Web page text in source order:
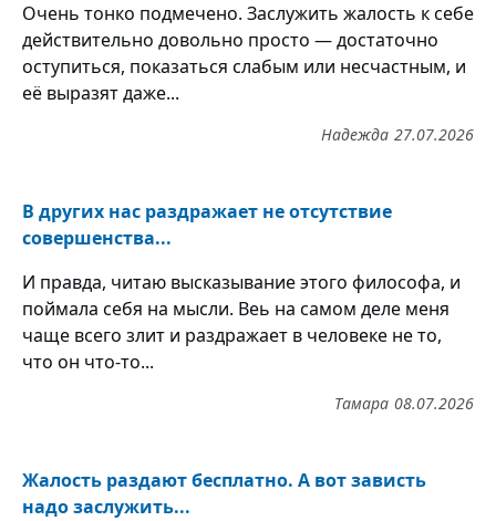
Очень тонко подмечено. Заслужить жалость к себе
действительно довольно просто — достаточно
оступиться, показаться слабым или несчастным, и
её выразят даже...
27.07.2026
Надежда
В других нас раздражает не отсутствие
совершенства...
И правда, читаю высказывание этого философа, и
поймала себя на мысли. Веь на самом деле меня
чаще всего злит и раздражает в человеке не то,
что он что-то...
08.07.2026
Тамара
Жалость раздают бесплатно. А вот зависть
надо заслужить...